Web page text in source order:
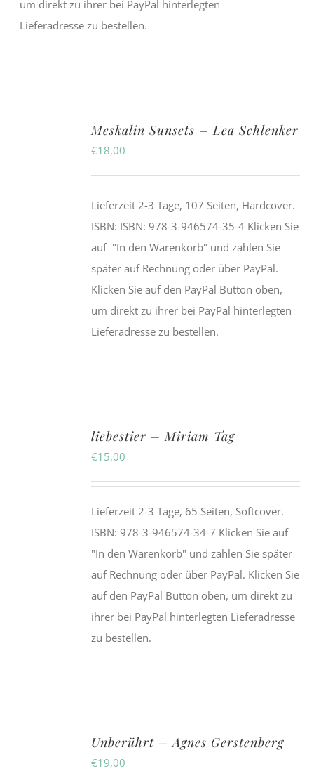
um direkt zu ihrer bei PayPal hinterlegten
Lieferadresse zu bestellen.
Meskalin Sunsets – Lea Schlenker
€18,00
Lieferzeit 2-3 Tage, 107 Seiten, Hardcover.
ISBN: ISBN: 978-3-946574-35-4 Klicken Sie
auf "In den Warenkorb" und zahlen Sie
später auf Rechnung oder über PayPal.
Klicken Sie auf den PayPal Button oben,
um direkt zu ihrer bei PayPal hinterlegten
Lieferadresse zu bestellen.
liebestier – Miriam Tag
€15,00
Lieferzeit 2-3 Tage, 65 Seiten, Softcover.
ISBN: 978-3-946574-34-7 Klicken Sie auf
"In den Warenkorb" und zahlen Sie später
auf Rechnung oder über PayPal. Klicken Sie
auf den PayPal Button oben, um direkt zu
ihrer bei PayPal hinterlegten Lieferadresse
zu bestellen.
Unberührt – Agnes Gerstenberg
€19,00